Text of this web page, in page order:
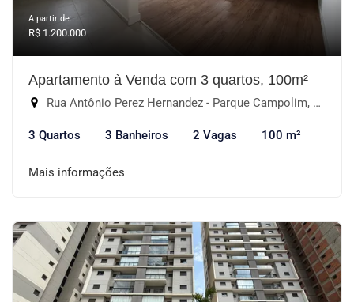
A partir de:
R$ 1.200.000
Apartamento à Venda com 3 quartos, 100m²
Rua Antônio Perez Hernandez - Parque Campolim, Sorocaba-SP
3 Quartos 3 Banheiros 2 Vagas 100 m²
Mais informações